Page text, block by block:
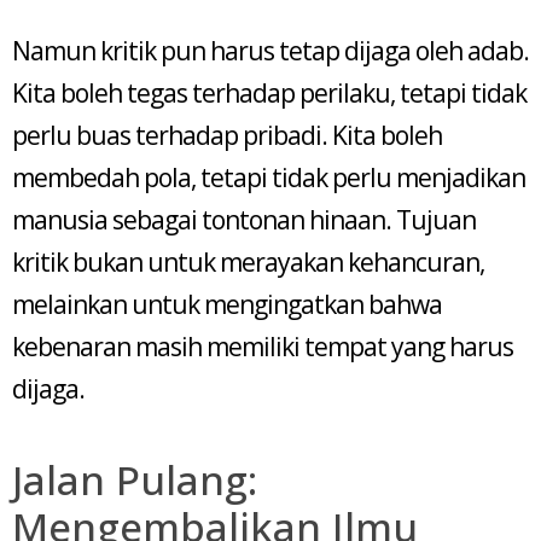
Namun kritik pun harus tetap dijaga oleh adab.
Kita boleh tegas terhadap perilaku, tetapi tidak
perlu buas terhadap pribadi. Kita boleh
membedah pola, tetapi tidak perlu menjadikan
manusia sebagai tontonan hinaan. Tujuan
kritik bukan untuk merayakan kehancuran,
melainkan untuk mengingatkan bahwa
kebenaran masih memiliki tempat yang harus
dijaga.
Jalan Pulang:
Mengembalikan Ilmu